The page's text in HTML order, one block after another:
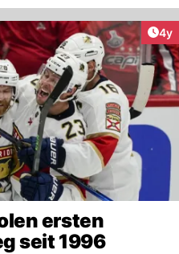
4y
ersten
seit 1996